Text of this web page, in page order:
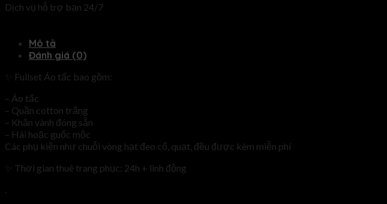
Dịch vụ hỗ trợ bạn 24/7
Mô tả
Đánh giá (0)
✨ Fullset Áo tấc bao gồm:
– Áo tấc
– Quần cotton trắng
– Khăn vành đóng sẵn
– Hài hoặc guốc mộc
Các phụ kiện như chuỗi vòng hạt đeo cổ, quạt, đều được kèm miễn phí
✨ Thơi gian thuê trang phục: 24h + linh động